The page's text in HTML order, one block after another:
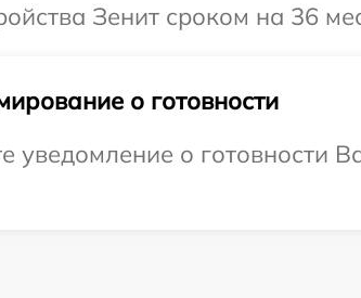
Зенит сроком на 36
о готовности
уведомление о готовности